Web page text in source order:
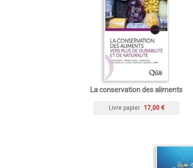
La conservation des aliments
Livre papier 17,00 €